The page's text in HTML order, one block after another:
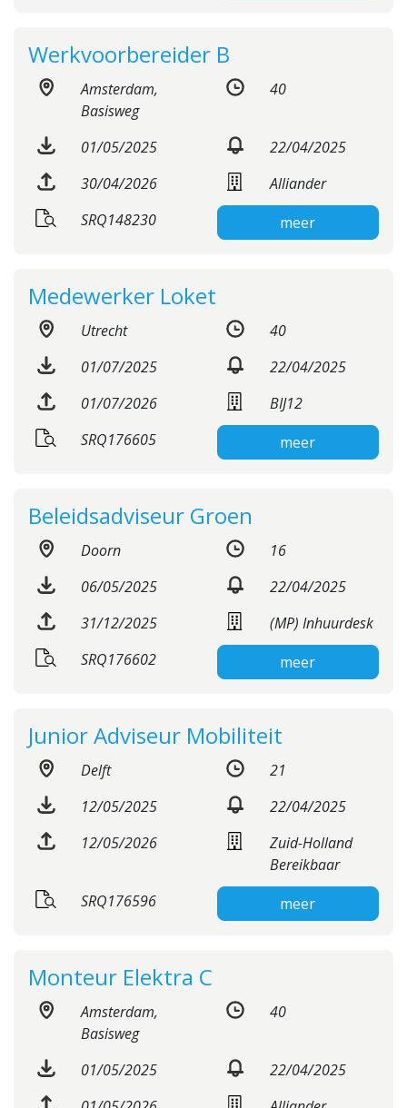
Werkvoorbereider B
Amsterdam,
Basisweg
40
01/05/2025
22/04/2025
30/04/2026
Alliander
SRQ148230
meer
Medewerker Loket
Utrecht
40
01/07/2025
22/04/2025
01/07/2026
BIJ12
SRQ176605
meer
Beleidsadviseur Groen
Doorn
16
06/05/2025
22/04/2025
31/12/2025
(MP) Inhuurdesk
SRQ176602
meer
Junior Adviseur Mobiliteit
Delft
21
12/05/2025
22/04/2025
12/05/2026
Zuid-Holland
Bereikbaar
SRQ176596
meer
Monteur Elektra C
Amsterdam,
Basisweg
40
01/05/2025
22/04/2025
Disclaimer
Services